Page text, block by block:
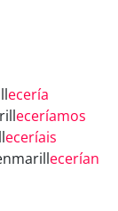
ecería
eceríamos
eceríais
ecerían